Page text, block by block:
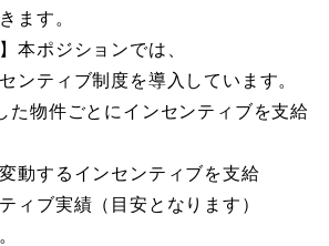
ます。
本ポジションでは、
ンティブ制度を導入しています。
た物件ごとにインセンティブを支給
動するインセンティブを支給
ィブ実績（目安となります）